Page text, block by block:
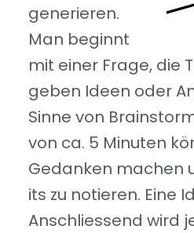
generieren.
Man beginnt
mit einer Frage, die
geben Ideen oder
Sinne von
von ca. 5 Minuten
Gedanken machen
its zu notieren. Eine
Anschliessend wird